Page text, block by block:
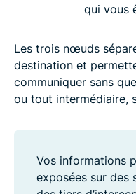
qui vous
Les trois nœuds
destination et
communiquer sans
ou tout intermédiaire,
Vos informations
exposées sur des